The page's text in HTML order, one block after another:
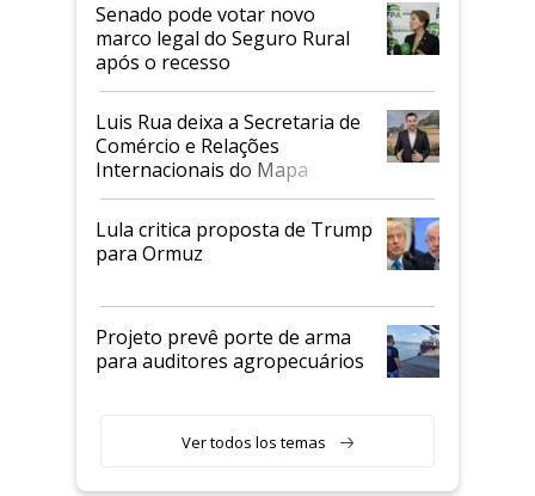
Senado pode votar novo
marco legal do Seguro Rural
após o recesso
Luis Rua deixa a Secretaria de
Comércio e Relações
Internacionais do Mapa
Lula critica proposta de Trump
para Ormuz
Projeto prevê porte de arma
para auditores agropecuários
Ver todos los temas